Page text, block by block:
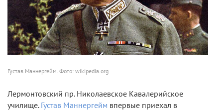
Густав Маннергейм. Фото: wikipedia.org
Лермонтовский пр. Николаевское Кавалерийское
училище. Густав Маннергейм впервые приехал в